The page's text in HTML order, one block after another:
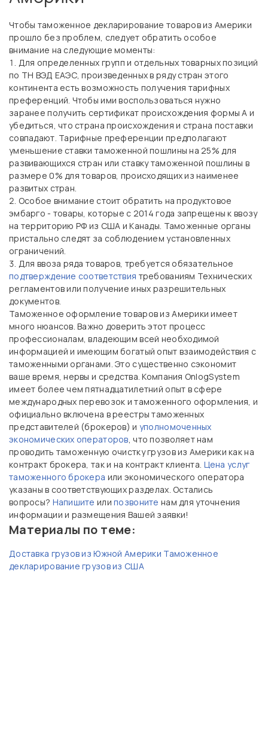
Чтобы таможенное декларирование товаров из Америки
прошло без проблем, следует обратить особое
внимание на следующие моменты:
Для определенных групп и отдельных товарных позиций
по ТН ВЭД ЕАЭС, произведенных в ряду стран этого
континента есть возможность получения тарифных
преференций. Чтобы ими воспользоваться нужно
заранее получить сертификат происхождения формы А и
убедиться, что страна происхождения и страна поставки
совпадают. Тарифные преференции предполагают
уменьшение ставки таможенной пошлины на 25% для
развивающихся стран или ставку таможенной пошлины в
размере 0% для товаров, происходящих из наименее
развитых стран.
Особое внимание стоит обратить на продуктовое
эмбарго - товары, которые с 2014 года запрещены к ввозу
на территорию РФ из США и Канады. Таможенные органы
пристально следят за соблюдением установленных
ограничений.
Для ввоза ряда товаров, требуется обязательное
подтверждение соответствия требованиям Технических
регламентов или получение иных разрешительных
документов.
Таможенное оформление товаров из Америки имеет
много нюансов. Важно доверить этот процесс
профессионалам, владеющим всей необходимой
информацией и имеющим богатый опыт взаимодействия с
таможенными органами. Это существенно сэкономит
ваше время, нервы и средства. Компания OnlogSystem
имеет более чем пятнадцатилетний опыт в сфере
международных перевозок и таможенного оформления, и
официально включена в реестры таможенных
представителей (брокеров) и уполномоченных
экономических операторов, что позволяет нам
проводить таможенную очистку грузов из Америки как на
контракт брокера, так и на контракт клиента. Цена услуг
таможенного брокера или экономического оператора
указаны в соответствующих разделах. Остались
вопросы? Напишите илипозвоните нам для уточнения
информации и размещения Вашей заявки!
Материалы по теме:
Доставка грузов из Южной Америки Таможенное
декларирование грузов из США